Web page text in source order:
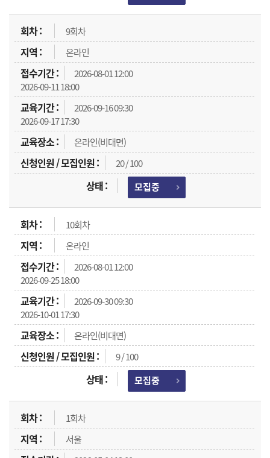
9회차
온라인
2026-08-01 12:00
2026-09-11 18:00
2026-09-16 09:30
2026-09-17 17:30
온라인(비대면)
20 / 100
모집중
10회차
온라인
2026-08-01 12:00
2026-09-25 18:00
2026-09-30 09:30
2026-10-01 17:30
온라인(비대면)
9 / 100
모집중
1회차
서울